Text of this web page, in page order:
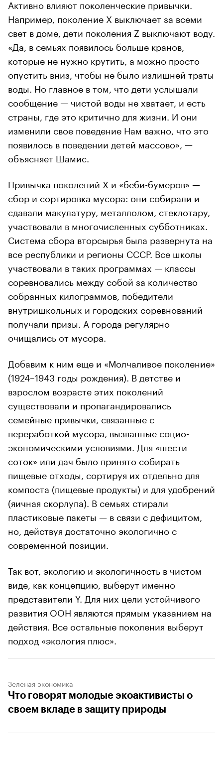
Активно влияют поколенческие привычки.
Например, поколение X выключает за всеми
свет в доме, дети поколения Z выключают воду.
«Да, в семьях появилось больше кранов,
которые не нужно крутить, а можно просто
опустить вниз, чтобы не было излишней траты
воды. Но главное в том, что дети услышали
сообщение — чистой воды не хватает, и есть
страны, где это критично для жизни. И они
изменили свое поведение Нам важно, что это
появилось в поведении детей массово», —
объясняет Шамис.
Привычка поколений X и «беби-бумеров» —
сбор и сортировка мусора: они собирали и
сдавали макулатуру, металлолом, стеклотару,
участвовали в многочисленных субботниках.
Система сбора вторсырья была развернута на
все республики и регионы СССР. Все школы
участвовали в таких программах — классы
соревновались между собой за количество
собранных килограммов, победители
внутришкольных и городских соревнований
получали призы. А города регулярно
очищались от мусора.
Добавим к ним еще и «Молчаливое поколение»
(1924–1943 годы рождения). В детстве и
взрослом возрасте этих поколений
существовали и пропагандировались
семейные привычки, связанные с
переработкой мусора, вызванные социо-
экономическими условиями. Для «шести
соток» или дач было принято собирать
пищевые отходы, сортируя их отдельно для
компоста (пищевые продукты) и для удобрений
(яичная скорлупа). В семьях стирали
пластиковые пакеты — в связи с дефицитом,
но, действуя достаточно экологично с
современной позиции.
Так вот, экологию и экологичность в чистом
виде, как концепцию, выберут именно
представители Y. Для них цели устойчивого
развития ООН являются прямым указанием на
действия. Все остальные поколения выберут
подход «экология плюс».
Зеленая экономика
Что говорят молодые экоактивисты о
своем вкладе в защиту природы